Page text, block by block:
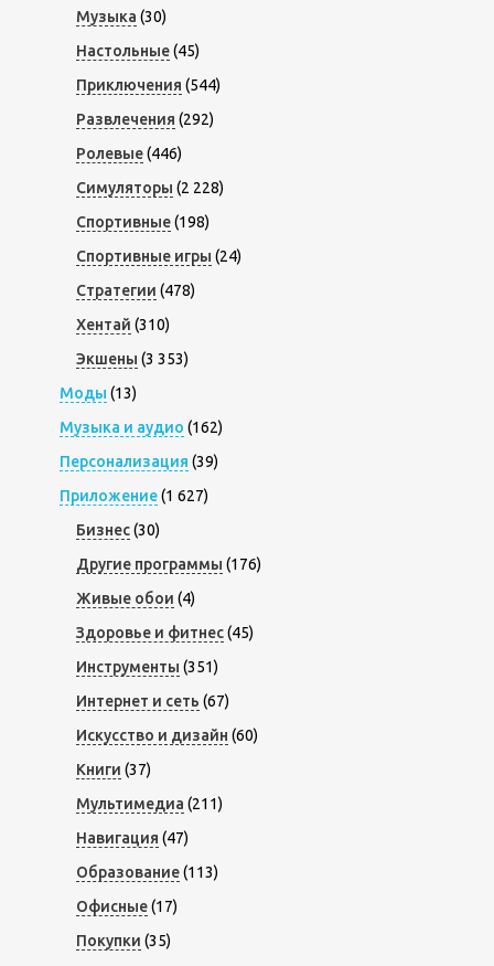
Музыка (30)
Настольные(45)
Приключения (544)
Развлечения (292)
Ролевые(446)
Симуляторы (2 228)
Спортивные(198)
Спортивные игры (24)
Стратегии (478)
Хентай (310)
Экшены (3 353)
Моды (13)
Музыка и аудио (162)
Персонализация (39)
Приложение(1 627)
Бизнес(30)
Другие программы (176)
Живые обои (4)
Здоровье и фитнес(45)
Инструменты (351)
Интернет и сеть (67)
Искусство и дизайн (60)
Книги (37)
Мультимедиа (211)
Навигация (47)
Образование(113)
Офисные(17)
Покупки (35)